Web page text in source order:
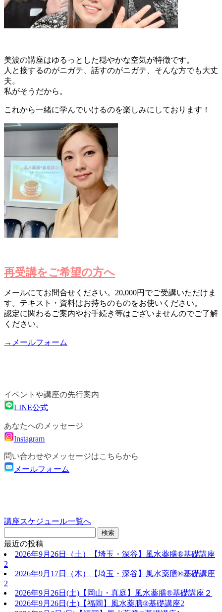
美波の講座はゆるっとした穏やかな空気が特徴です。
人と接するのがニガテ、話すのがニガテ、そんな方でも大丈
夫。
私がそうだから。
これから一緒に学んでいけるのを楽しみにしております！
再受講をご希望の方へ
メールにてお問合せください。20,000円でご受講いただけま
す。テキスト・資料はお持ちのものをお使いください。
認定に関わるご案内やお手続き等はございませんのでご了解
ください。
→メールフォーム
イベントや講座の先行案内
LINE公式
あなたへのメッセージ
Instagram
問い合わせやメッセージはこちらから
メールフォーム
講座スケジュール一覧へ
最近の投稿
2026年9月26日（土）【埼玉・深谷】風水薬膳®基礎講座
2
2026年9月17日（木）【埼玉・深谷】風水薬膳®基礎講座
2
2026年9月26日(土)【岡山・真庭】風水薬膳®基礎講座２
2026年9月26日(土)【福岡】風水薬膳®︎基礎講座2